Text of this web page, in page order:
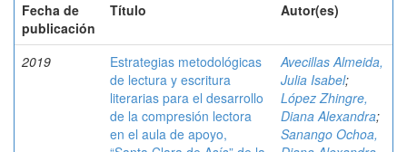
Fecha de
publicación
Título Autor(es)
2019
Estrategias metodológicas
de lectura y escritura
literarias para el desarrollo
de la compresión lectora
en el aula de apoyo,
Avecillas Almeida,
Julia Isabel;
López Zhingre,
Diana Alexandra;
Sanango Ochoa,